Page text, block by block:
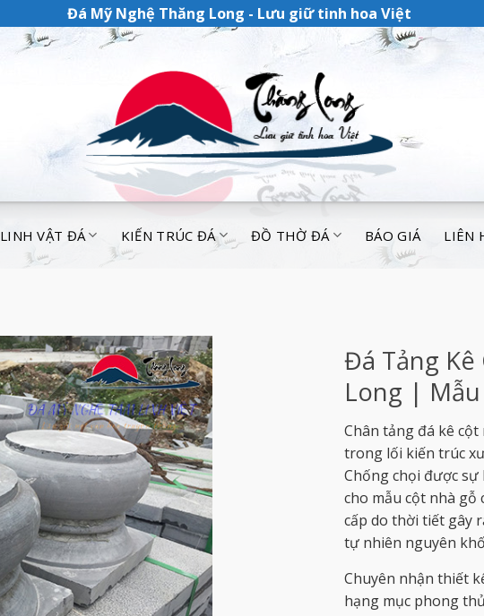
Đá Mỹ Nghệ Thăng Long - Lưu giữ tinh hoa Việt
LINH VẬT ĐÁ KIẾN TRÚC ĐÁ ĐỒ THỜ ĐÁ BÁO GIÁ LIÊN
Đá Tảng
Long | Mẫu
Chân tảng đá kê
trong lối kiến trúc
Chống chọi được
cho mẫu cột nhà gỗ
cấp do thời tiết gây
tự nhiên nguyên
Chuyên nhận thiết
hạng mục phong